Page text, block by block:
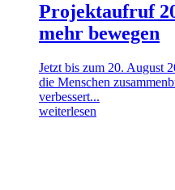
Projektaufruf
mehr bewegen
Jetzt bis zum 20. August
die Menschen
verbessert...
weiterlesen